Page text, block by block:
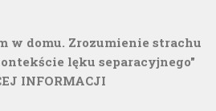
w domu. Zrozumienie strachu
lęku separacyjnego"
INFORMACJI